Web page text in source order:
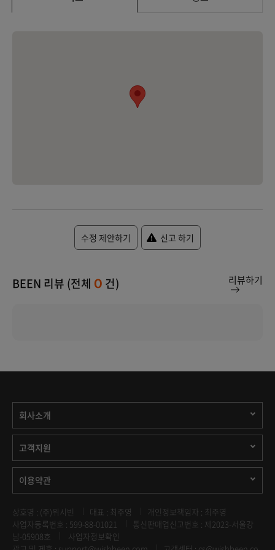
수정 제안하기 신고 하기
BEEN 리뷰 (전체 0 건) 리뷰하기
회사소개
고객지원
이용약관
상호명 : (주)위시빈 대표 : 최주영
개인정보책임자 : 최주영
사업자등록번호 : 599-88-01021
통신판매업신고번호 : 제2023-서울강
남-05908호
사업자정보확인